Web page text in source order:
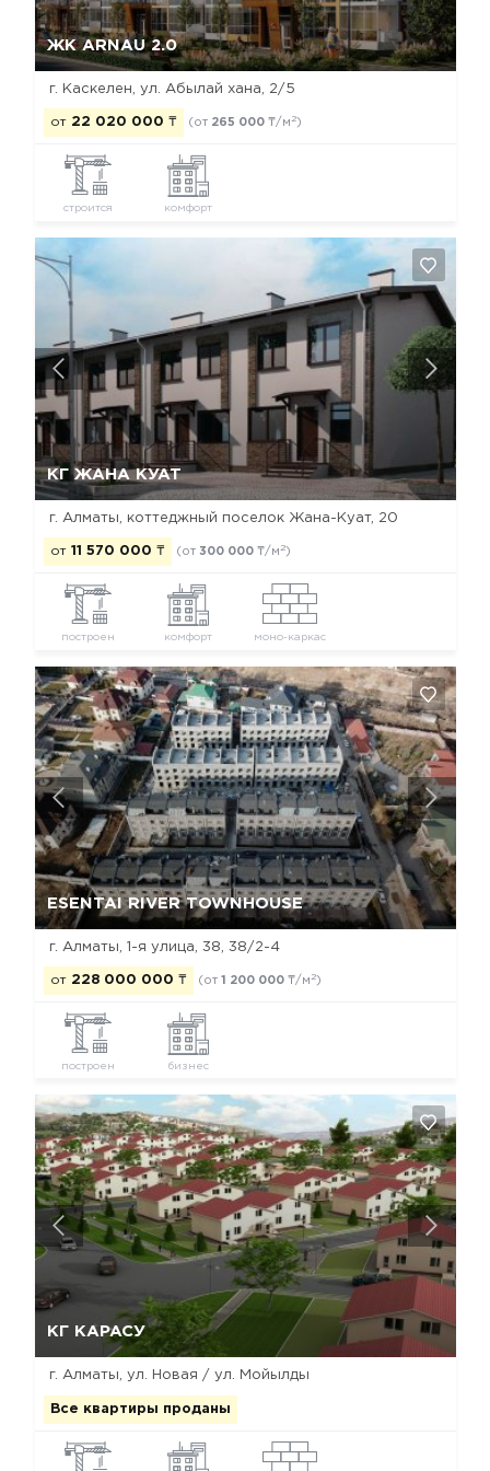
ЖК ARNAU 2.0
г. Каскелен, ул. Абылай хана, 2/5
от 22 020 000 ₸ (от 265 000 ₸/м 2)
строится комфорт
Да, удалить Отмена
КГ ЖАНА КУАТ
г. Алматы, коттеджный поселок Жана-Куат, 20
от 11 570 000 ₸ (от 300 000 ₸/м 2)
построен комфорт моно-каркас
Отмена
ESENTAI RIVER TOWNHOUSE
г. Алматы, 1-я улица, 38, 38/2-4
от 228 000 000 ₸ (от 1 200 000 ₸/м 2)
построен бизнес
Да, удалить Отмена
КГ КАРАСУ
г. Алматы, ул. Новая / ул. Мойылды
Все квартиры проданы
Да, удалить